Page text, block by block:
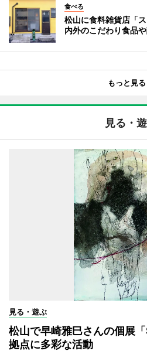
食べる
松山に食料雑貨店「
内外のこだわり食品
もっと見る
見る・
見る・遊ぶ
松山で早崎雅巳さんの個展
拠点に多彩な活動